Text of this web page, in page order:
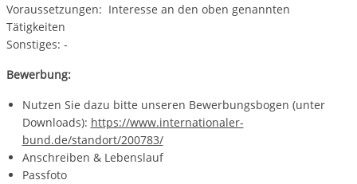
Voraussetzungen: Interesse an den oben genannten
Tätigkeiten
Sonstiges: -
Bewerbung:
Nutzen Sie dazu bitte unseren Bewerbungsbogen (unter
Downloads): https://www.internationaler-
bund.de/standort/200783/
Anschreiben & Lebenslauf
Passfoto